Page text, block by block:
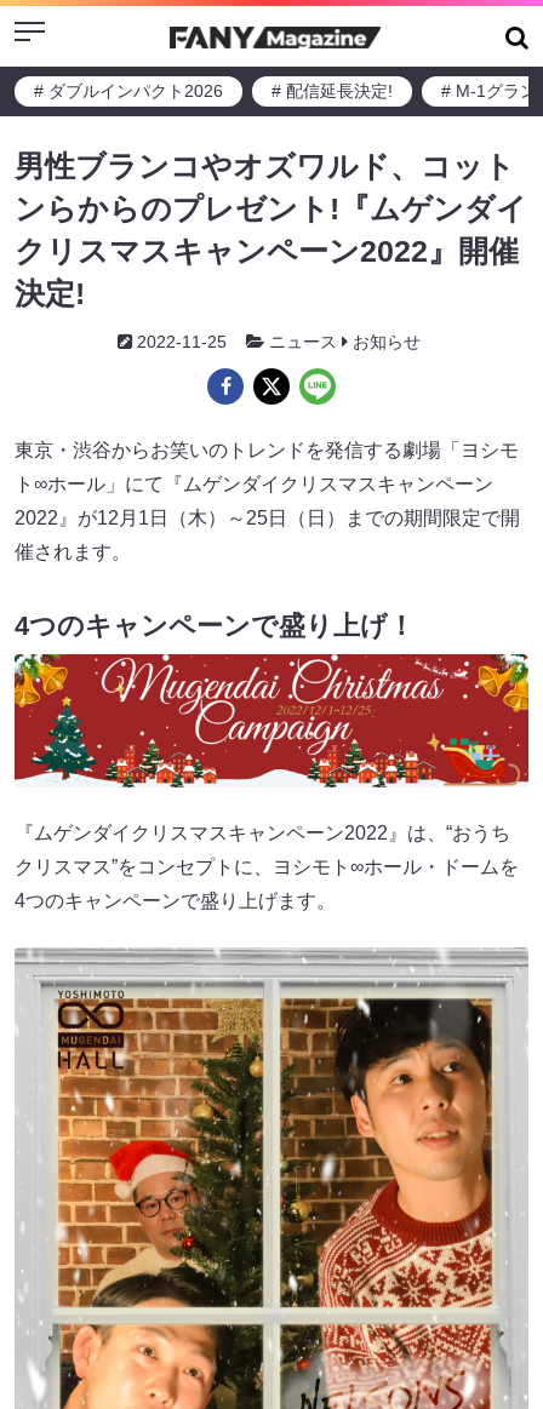
Menu
# ダブルインパクト2026 # 配信延長決定! # M-1グラン
男性ブランコやオズワルド、コット
ンらからのプレゼント!『ムゲンダイ
クリスマスキャンペーン2022』開催
決定!
2022-11-25 ニュース お知らせ
東京・渋谷からお笑いのトレンドを発信する劇場「ヨシモ
ト∞ホール」にて『ムゲンダイクリスマスキャンペーン
2022』が12月1日（木）～25日（日）までの期間限定で開
催されます。
4つのキャンペーンで盛り上げ！
『ムゲンダイクリスマスキャンペーン2022』は、“おうち
クリスマス”をコンセプトに、ヨシモト∞ホール・ドームを
4つのキャンペーンで盛り上げます。